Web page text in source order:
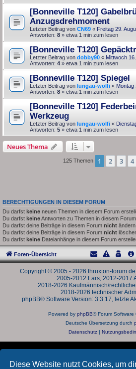
Diese Website nutzt Cookies, um
[Bonneville T120]
Anzugsdrehmoment
Letzter Beitrag von CN69 « Freitag 29.
Antworten: 8 » etwa 1 min zum lesen
[Bonneville T120]
Letzter Beitrag von dobby90 « Mittwoch
Antworten: 4 » etwa 1 min zum lesen
[Bonneville T120] Spiegel
Letzter Beitrag von lungau-wolfi « Montag
Antworten: 8 » etwa 1 min zum lesen
[Bonneville T120]
Werkzeug
Letzter Beitrag von lungau-wolfi «
Antworten: 5 » etwa 1 min zum lesen
Neues Thema
125 Themen 1 2 3 4
BERECHTIGUNGEN IN DIESEM FORUM
Du darfst keine neuen Themen in diesem Forum
Du darfst keineAntworten zu Themen in diesem Forum
Du darfst deine Beiträge in diesem Forum nicht ändern.
Du darfst deine Beiträge in diesem Forum nicht
Du darfst keine Dateianhänge in diesem Forum
Foren-Übersicht
Copyright © 2005 - 2026 thruxton-
2005-2012 Lars; 2012-2017
2018-2026 Kaufmännisch/
2018-2026 technischer
phpBB® Software Version: 3.3.17, letzte
Powered by phpBB® Forum Software
Deutsche Übersetzung durch
Datenschutz|